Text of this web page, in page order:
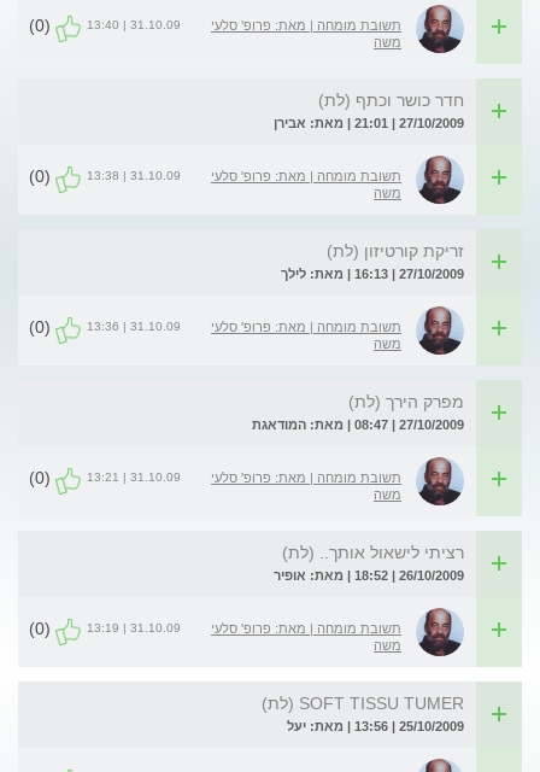
תשובת מומחה | מאת: פרופ' סלעי
משה
31.10.09 | 13:40
(0)
חדר כושר וכתף (לת)
27/10/2009 | 21:01 | מאת: אבירן
תשובת מומחה | מאת: פרופ' סלעי
משה
31.10.09 | 13:38
(0)
זריקת קורטיזון (לת)
27/10/2009 | 16:13 | מאת: לילך
תשובת מומחה | מאת: פרופ' סלעי
משה
31.10.09 | 13:36
(0)
מפרק הירך (לת)
27/10/2009 | 08:47 | מאת: המודאגת
תשובת מומחה | מאת: פרופ' סלעי
משה
31.10.09 | 13:21
(0)
רציתי לישאול אותך.. (לת)
26/10/2009 | 18:52 | מאת: אופיר
תשובת מומחה | מאת: פרופ' סלעי
משה
31.10.09 | 13:19
(0)
SOFT TISSU TUMER (לת)
25/10/2009 | 13:56 | מאת: יעל